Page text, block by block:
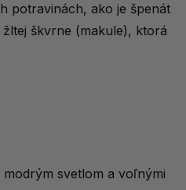
potravinách, ako je špenát
škvrne (makule), ktorá
svetlom a voľnými